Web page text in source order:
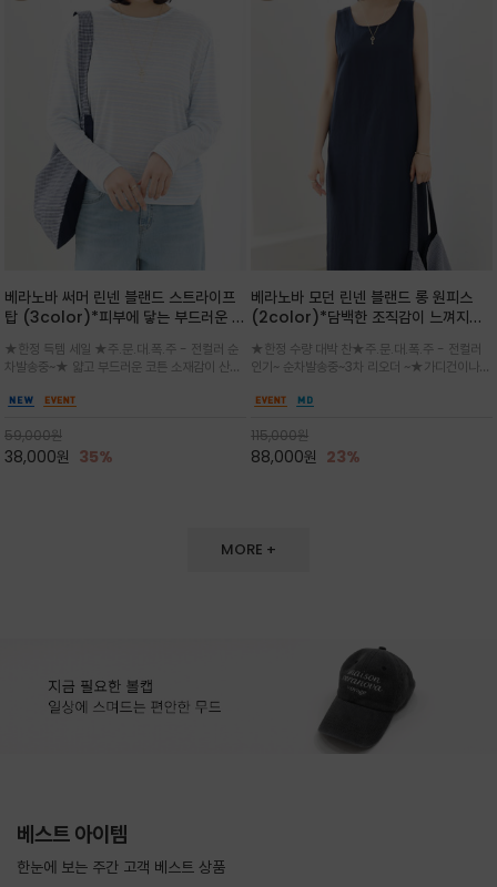
베라노바 써머 린넨 블랜드 스트라이프
탑 (3color)*피부에 닿는 부드러운 촉
연스러운 질감에 폴리에스터의 형태 안
정성을 더한 원단
★한정 득템 세일 ★주.문.대.폭.주 - 전컬러 순
차발송중~★ 얇고 부드러운 코튼 소재감이 산뜻
는 여유핏이 체형을 자연스럽게 여리하게 보이게
으로 입어주세요
59,000원
38,000원 35%
베라노바 모던 린넨 블랜드 롱 원피스
(2color)*담백한 조직감이 느껴지는
롱 원피스
★한정 수량 대박 찬★주.문.대.폭.주 - 전컬러
인기~ 순차발송중~3차 리오더 ~★가디건이나
도 손색이 없고,리조트룩까지 만능/답답하지 않
버하면서도 여리여리한 무
115,000원
88,000원 23%
MORE +
베스트 아이템
한눈에 보는 주간 고객 베스트 상품